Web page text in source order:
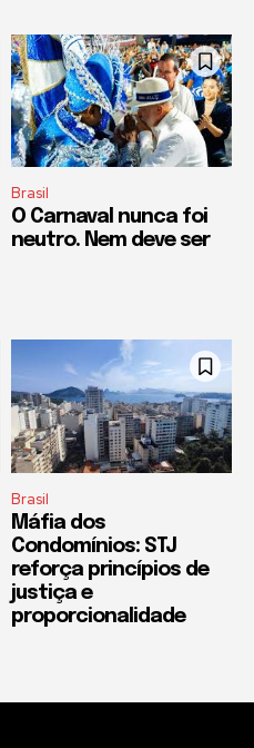
Brasil
O Carnaval nunca foi
neutro. Nem deve ser
Brasil
Máfia dos
Condomínios: STJ
reforça princípios de
justiça e
proporcionalidade